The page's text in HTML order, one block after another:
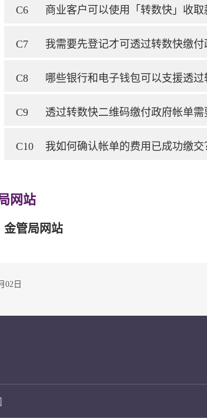
C6 商业客户可以使用「转数快」收取
C7 我需要先登记才可透过转数快缴付
C8 哪些银行和电子钱包可以支援透过
C9 透过转数快二维码缴付政府帐单需
C10 我如何确认帐单的费用已成功缴交
网站
金管局网站
02日